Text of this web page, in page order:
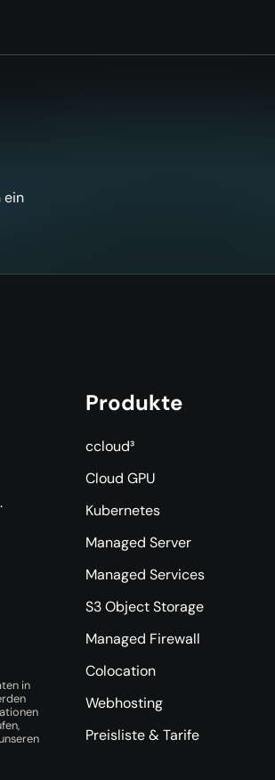
ein
in
Produkte
ccloud³
Cloud GPU
Kubernetes
Managed Server
Managed Services
S3 Object Storage
Managed Firewall
Colocation
Webhosting
Preisliste & Tarife